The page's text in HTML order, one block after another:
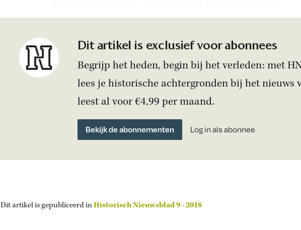
Dit artikel is exclusief voor abonnees
Begrijp het heden, begin bij het verleden: met
lees je historische achtergronden bij het nieuws
leest al voor €4,99 per maand.
Bekijk de abonnementen Log in als abonnee
Dit artikel is gepubliceerd inHistorisch Nieuwsblad 9 - 2018